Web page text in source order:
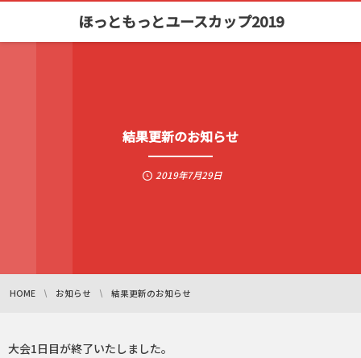
ほっともっとユースカップ2019
結果更新のお知らせ
2019年7月29日
HOME お知らせ 結果更新のお知らせ
大会1日目が終了いたしました。